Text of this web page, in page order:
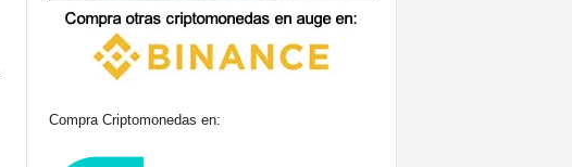
Compra Criptomonedas en: